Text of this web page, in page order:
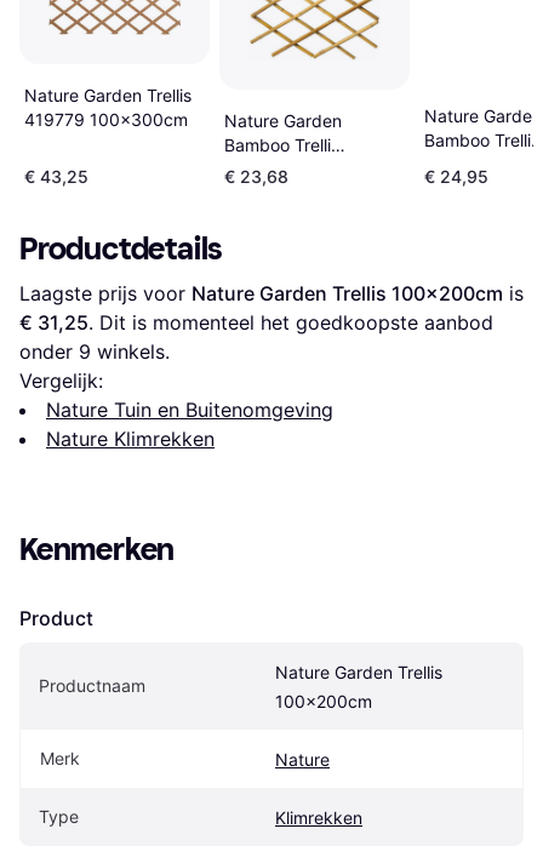
Nature Garden Trellis
419779 100x300cm
€ 43,25
Nature Garden
Bamboo Trelli
70x180cm
€ 23,68
Nature Garden
Bamboo Trelli
€ 24,95
Productdetails
Laagste prijs voor Nature Garden Trellis 100x200cm
€ 31,25. Dit is momenteel het goedkoopste aanbod
onder 9 winkels.
Vergelijk:
Nature Tuin en Buitenomgeving
Nature Klimrekken
Kenmerken
Product
Productnaam
Nature Garden Trellis
100x200cm
Merk Nature
Type Klimrekken